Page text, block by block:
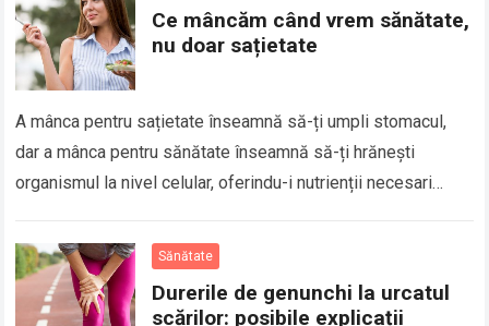
Ce mâncăm când vrem sănătate,
nu doar sațietate
A mânca pentru sațietate înseamnă să-ți umpli stomacul,
dar a mânca pentru sănătate înseamnă să-ți hrănești
organismul la nivel celular, oferindu-i nutrienții necesari
Sănătate
Durerile de genunchi la urcatul
scărilor: posibile explicații